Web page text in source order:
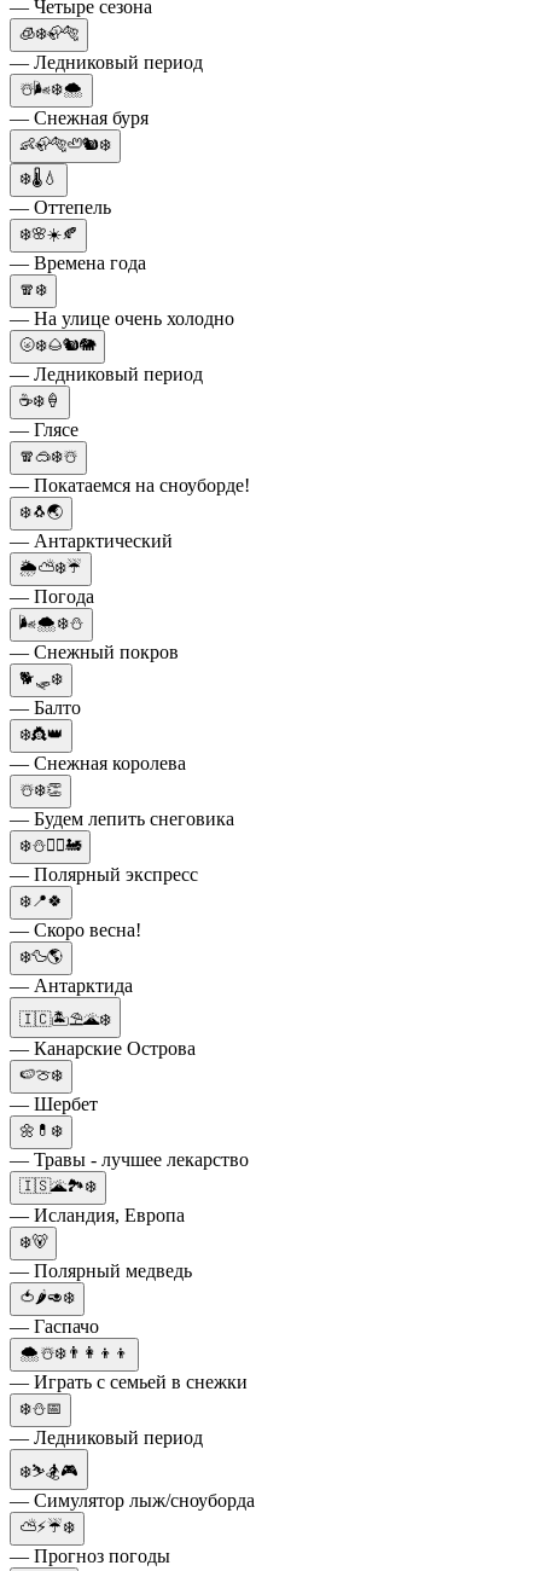
— Четыре сезона
🧊❄️🦣🐅
— Ледниковый период
☃️🌬️❄️🌨️
— Снежная буря
👶🦣🐅🦥🐿❄️
❄️🌡️💧
— Оттепель
❄️🌸☀️🍂
— Времена года
🧣❄️
— На улице очень холодно
🌝❄️🌰🐿🐘
— Ледниковый период
☕❄️🍦
— Глясе
🧣🥽❄️☃️
— Покатаемся на сноуборде!
❄️🐧🌏
— Антарктический
🌦⛅❄️☔
— Погода
🌬🌨❄️⛄
— Снежный покров
🐕🛷❄️
— Балто
❄️👸👑
— Снежная королева
☃️❄️👏
— Будем лепить снеговика
❄️⛄👮‍♂️🚂
— Полярный экспресс
❄️📍🍀
— Скоро весна!
❄️🦆🌎
— Антарктида
🇮🇨🏝️⛱️🌋❄️
— Канарские Острова
🍉🍈❄️
— Шербет
🌼💊❄️
— Травы - лучшее лекарство
🇮🇸🌋🏞️❄️
— Исландия, Европа
❄️🐻
— Полярный медведь
🍅🌶🥑❄️
— Гаспачо
🌨☃️❄️👨‍👩‍👦‍👦
— Играть с семьей в снежки
❄️⛄📅
— Ледниковый период
❄️⛷️🏂🎮
— Симулятор лыж/сноуборда
⛅⚡☔❄️
— Прогноз погоды